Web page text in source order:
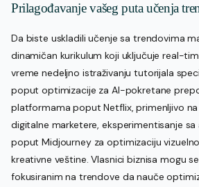
Prilagođavanje vašeg puta učenja
Da biste uskladili učenje sa trendovima
dinamičan kurikulum koji uključuje real-
vreme nedeljno istraživanju tutorijala
poput optimizacije za AI-pokretane
platformama poput Netflix, primenljivo
digitalne marketere, eksperimentisanje
poput Midjourney za optimizaciju
kreativne veštine. Vlasnici biznisa mogu
fokusiranim na trendove da nauče